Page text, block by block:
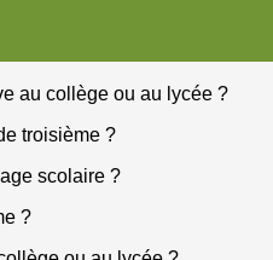
au collège ou au lycée ?
troisième ?
scolaire ?
?